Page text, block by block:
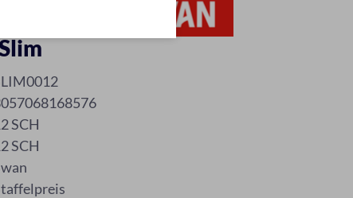
SCH
SCH